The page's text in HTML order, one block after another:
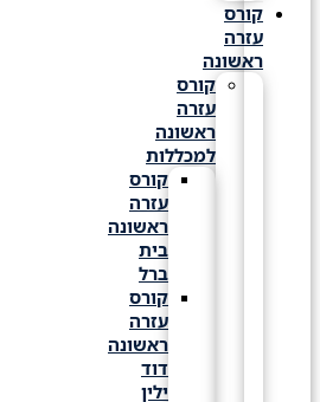
קורס
עזרה
ראשונה
קורס
עזרה
ראשונה
למכללות
קורס
עזרה
ראשונה
קורס
עזרה
ראשונה